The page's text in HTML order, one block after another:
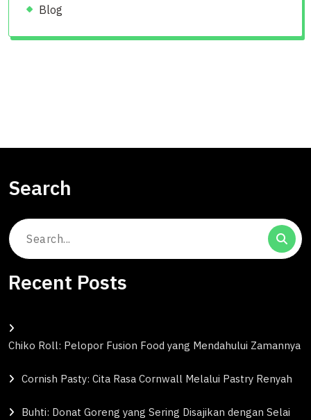
Blog
Search
Search
Recent Posts
Chiko Roll: Pelopor Fusion Food yang Mendahului Zamannya
Cornish Pasty: Cita Rasa Cornwall Melalui Pastry Renyah
Buhti: Donat Goreng yang Sering Disajikan dengan Selai